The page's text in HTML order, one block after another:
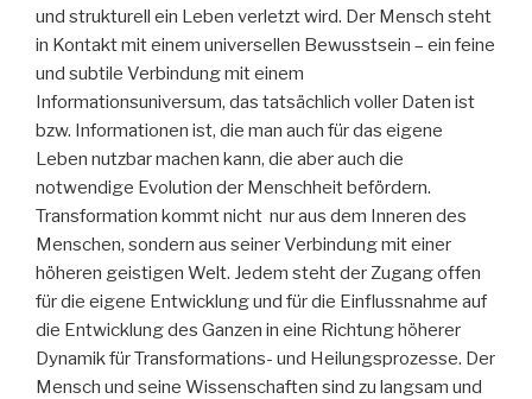
und strukturell ein Leben verletzt wird. Der Mensch steht
in Kontakt mit einem universellen Bewusstsein – ein feine
und subtile Verbindung mit einem
Informationsuniversum, das tatsächlich voller Daten ist
bzw. Informationen ist, die man auch für das eigene
Leben nutzbar machen kann, die aber auch die
notwendige Evolution der Menschheit befördern.
Transformation kommt nicht nur aus dem Inneren des
Menschen, sondern aus seiner Verbindung mit einer
höheren geistigen Welt. Jedem steht der Zugang offen
für die eigene Entwicklung und für die Einflussnahme auf
die Entwicklung des Ganzen in eine Richtung höherer
Dynamik für Transformations- und Heilungsprozesse. Der
Mensch und seine Wissenschaften sind zu langsam und